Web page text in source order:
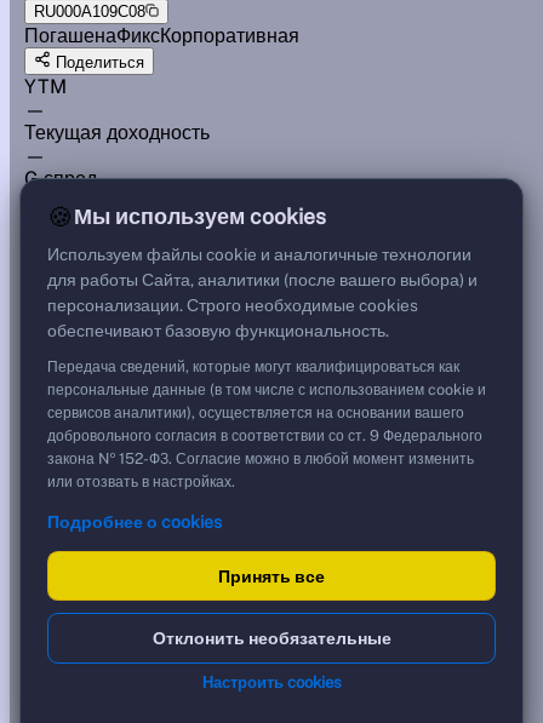
RU000A109C08
ПогашенаФиксКорпоративная
Поделиться
YTM
—
Текущая доходность
—
G спред
Цена
Срок, лет
0,00
Дюрация, лет
Рейтинг
AA
Тип
Корпоративная
Фикс
Доходность и цена
YTM от Мосбиржи
Реальная доходность (с инфляцией)
Срок обращения, лет
0
Ближайшая дата
05.06.2026
?
🍪Мы используем cookies
Используем файлы cookie и аналогичные технологии
для работы Сайта, аналитики (после вашего выбора) и
персонализации. Строго необходимые cookies
обеспечивают базовую функциональность.
Передача сведений, которые могут квалифицироваться как
персональные данные (в том числе с использованием cookie и
сервисов аналитики), осуществляется на основании вашего
добровольного согласия в соответствии со ст. 9 Федерального
закона № 152-ФЗ. Согласие можно в любой момент изменить
или отозвать в настройках.
Подробнее о cookies
Принять все
Отклонить необязательные
Настроить cookies